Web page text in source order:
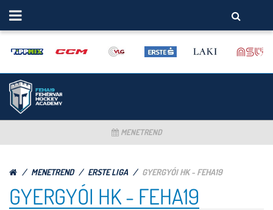
MENETREND
MENETREND ERSTE LIGA GYERGYÓI HK - FEHA19
GYERGYÓI HK - FEHA19